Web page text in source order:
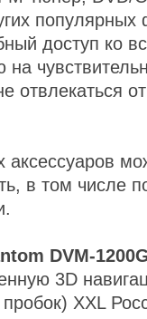
доступ ко
отвлекаться
в том числе
DVM-
3D
XXL